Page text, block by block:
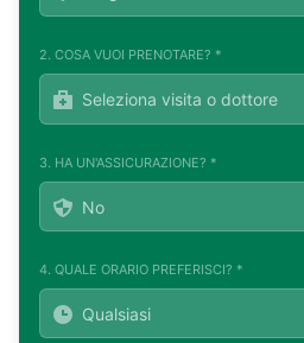
2. COSA VUOI PRENOTARE? *
3. HA UN'ASSICURAZIONE? *
4. QUALE ORARIO PREFERISCI? *